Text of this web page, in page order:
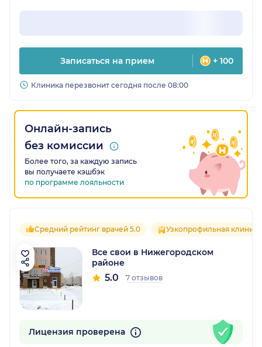
Записаться на прием + 100
Клиника перезвонит сегодня после 08:00
Онлайн-запись
без комиссии
Более того, за каждую запись
вы получаете кэшбэк
по программе лояльности
Средний рейтинг врачей 5.0 Узкопрофильная клиника
Все свои в Нижегородском
районе
5.0 7 отзывов
Лицензия проверена